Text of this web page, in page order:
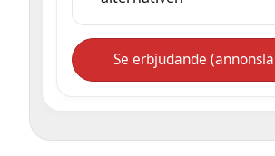
Se erbjudande